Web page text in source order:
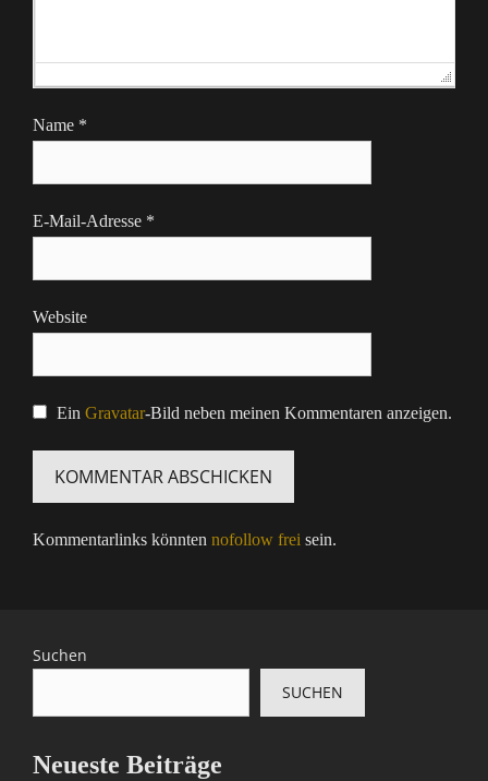
Name *
E-Mail-Adresse *
Website
Ein Gravatar-Bild neben meinen Kommentaren anzeigen.
Kommentarlinks könnten nofollow frei sein.
Suchen
SUCHEN
Neueste Beiträge